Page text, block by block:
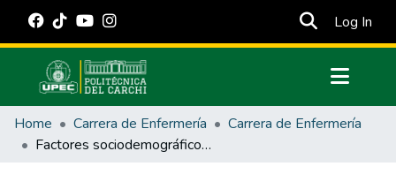
Log In
Communities & Collections
All of DSpace
Home Carrera de Enfermería
Carrera de Enfermería
Factores sociodemográficos relacionados con el nivel de conocimiento y uso de métodos anticonceptivos de mujeres en edad fértil